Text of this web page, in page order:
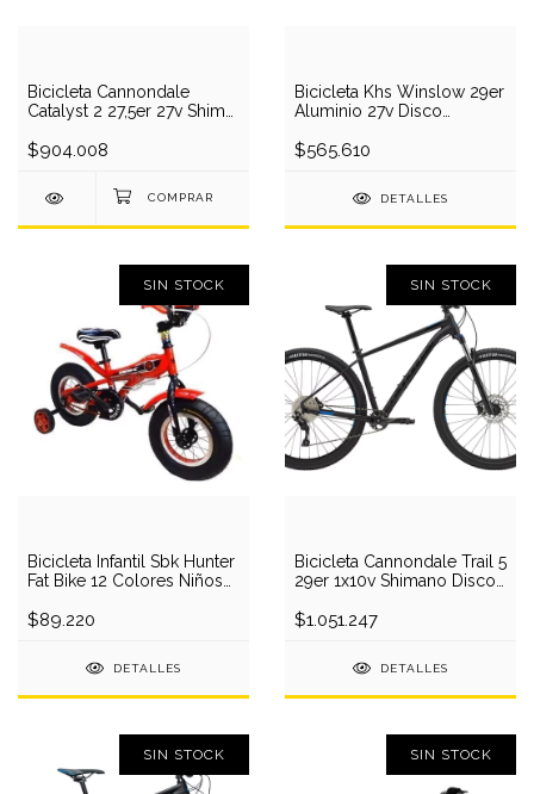
Bicicleta Cannondale
Catalyst 2 27,5er 27v Shima
$904.008
Bicicleta Khs Winslow 29er
Aluminio 27v Disco
$565.610
DETALLES
SIN STOCK
Bicicleta Infantil Sbk Hunter
Fat Bike 12 Colores Niños
$89.220
DETALLES
SIN STOCK
Bicicleta Cannondale Trail 5
29er 1x10v Shimano Disco
$1.051.247
DETALLES
SIN STOCK SIN STOCK